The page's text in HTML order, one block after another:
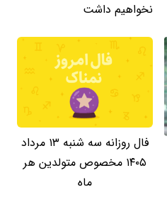
نخواهیم داشت
فال روزانه سه شنبه ۱۳ مرداد
۱۴۰۵ مخصوص متولدین هر
ماه